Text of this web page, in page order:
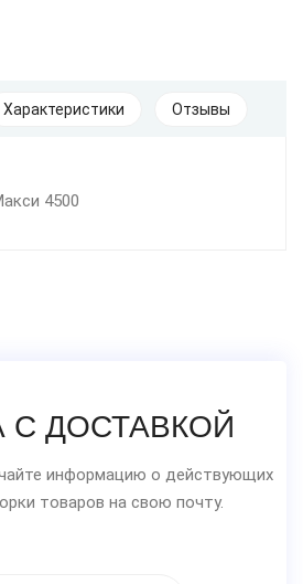
Характеристики Отзывы
4500
С ДОСТАВКОЙ
информацию о действующих
товаров на свою почту.